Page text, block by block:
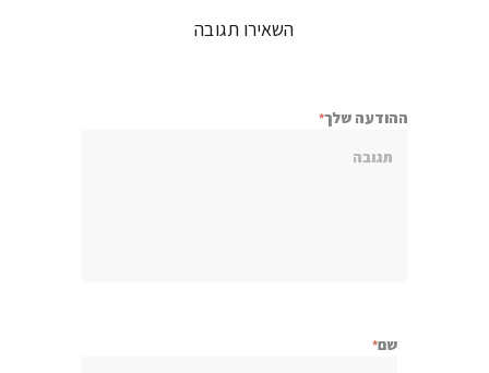
השאירו תגובה
ההודעה שלך
שם